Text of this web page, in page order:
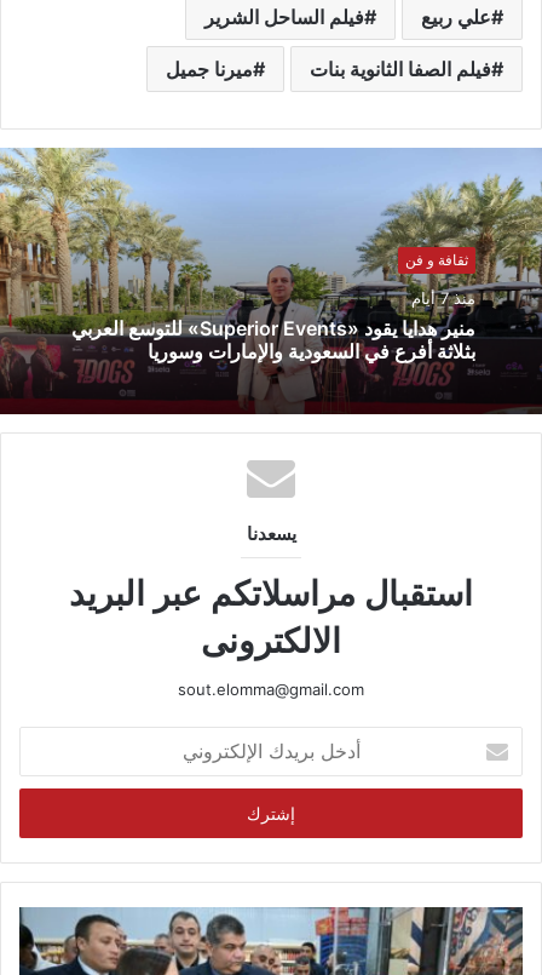
علي ربيع فيلم الساحل الشرير
فيلم الصفا الثانوية بنات ميرنا جميل
ثقافة و فن
منذ 7 أيام
منير هدايا يقود «Superior Events» للتوسع العربي
بثلاثة أفرع في السعودية والإمارات وسوريا
يسعدنا
استقبال مراسلاتكم عبر البريد
الالكترونى
sout.elomma@gmail.com
بريدك
الإلكتروني